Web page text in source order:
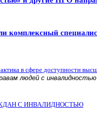
комплексный
в сфере доступности
людей с инвалидностью
С ИНВАЛИДНОСТЬЮ